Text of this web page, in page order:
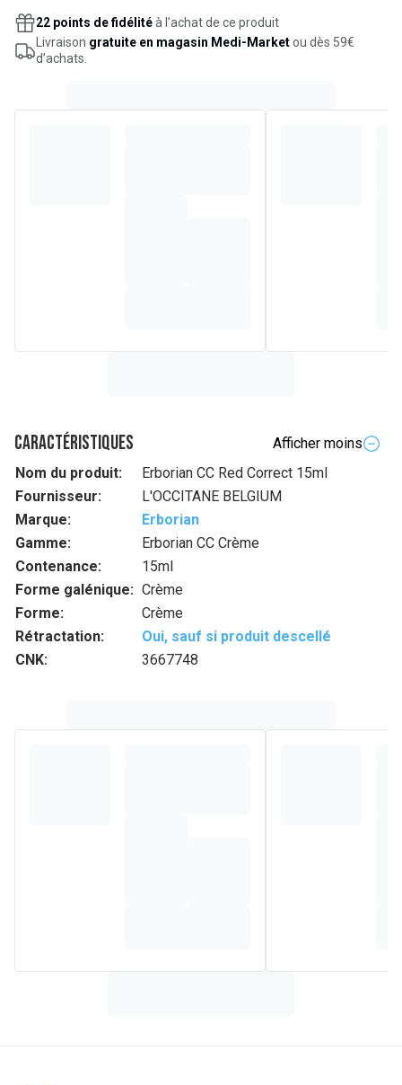
maquillage. Indice de protection solaire 25, protection
moyenne.
22 points de fidélitéà l’achat de ce produit
Livraison gratuite en magasin Medi-Marketou dès 59€
d’achats.
Caractéristiques
Afficher moins
Nom du produit:
Erborian CC Red Correct 15ml
Fournisseur:
L'OCCITANE BELGIUM
Marque:
Erborian
Gamme:
Erborian CC Crème
Contenance:
15ml
Forme galénique: Crème
Forme:
Crème
Rétractation:
Oui, sauf si produit descellé
CNK:
3667748